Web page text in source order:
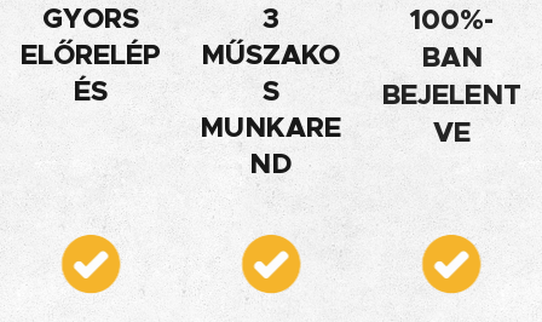
GYORS
ELŐRELÉP
ÉS
3
MŰSZAKO
S
MUNKARE
ND
100%-
BAN
BEJELENT
VE